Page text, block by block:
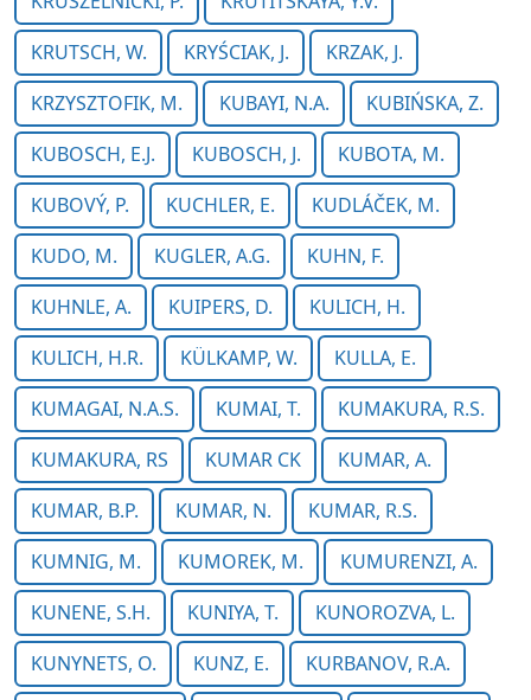
KRUTSCH, W.
KRYŚCIAK, J.
KRZAK, J.
KRZYSZTOFIK, M.
KUBAYI, N.A.
KUBIŃSKA, Z.
KUBOSCH, E.J.
KUBOSCH, J.
KUBOTA, M.
KUBOVÝ, P.
KUCHLER, E.
KUDLÁČEK, M.
KUDO, M.
KUGLER, A.G.
KUHN, F.
KUHNLE, A.
KUIPERS, D.
KULICH, H.
KULICH, H.R.
KÜLKAMP, W.
KULLA, E.
KUMAGAI, N.A.S.
KUMAI, T.
KUMAKURA, R.S.
KUMAKURA, RS
KUMAR CK
KUMAR, A.
KUMAR, B.P.
KUMAR, N.
KUMAR, R.S.
KUMNIG, M.
KUMOREK, M.
KUMURENZI, A.
KUNENE, S.H.
KUNIYA, T.
KUNOROZVA, L.
KUNYNETS, O.
KUNZ, E.
KURBANOV, R.A.